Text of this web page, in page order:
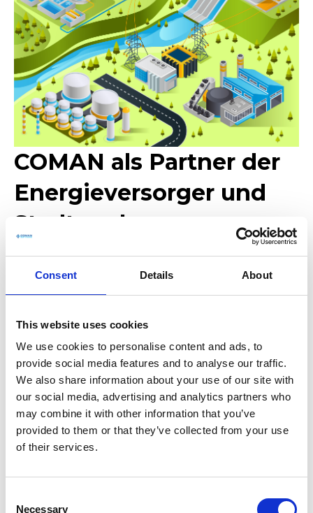
Consent Details About
This website uses cookies
We use cookies to personalise content and ads, to
provide social media features and to analyse our traffic.
We also share information about your use of our site with
our social media, advertising and analytics partners who
may combine it with other information that you’ve
provided to them or that they’ve collected from your use
of their services.
Necessary
COMAN als Partner der
Energieversorger und
Stadtwerke
von durchgängigen Softwarelösungen für
Baustellenmanagement in der
Versorgungsindustrie. Viele Unternehmen
nutzen schon heute die Vorteile von
COMAN. Mit COMAN lassen sich alle
Aspekte Ihres Projektmanagements
effizient verbessern.
Unsere Einsatzgebiete:
Stadtwerke und Kommunale Versorger
Energieversorger und Energieerzeuger